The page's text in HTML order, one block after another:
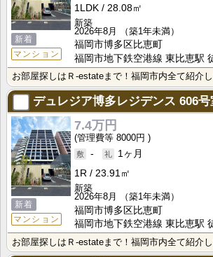
新着
マンション
1LDK
28.08㎡
新築
2026年8月
（築1年未満）
福岡市博多区比恵町
福岡市地下鉄空港線 東比恵駅
お部屋探しはＲ-estateまで！福岡市内全て紹介し
デュレジア博多レジデンス 606号
新着
マンション
7.4万円
8000円
-
1ヶ月
1R
23.91㎡
新築
2026年8月
（築1年未満）
福岡市博多区比恵町
福岡市地下鉄空港線 東比恵駅
お部屋探しはＲ-estateまで！福岡市内全て紹介し